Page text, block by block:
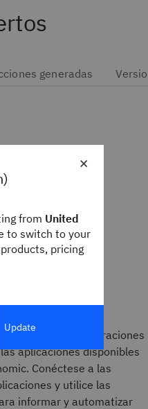
generadas
una de varias integraciones
aplicaciones disponibles
Conéctese a las
y utilice las
informar y automatizar
×
from United
to switch to your
pricing
Update